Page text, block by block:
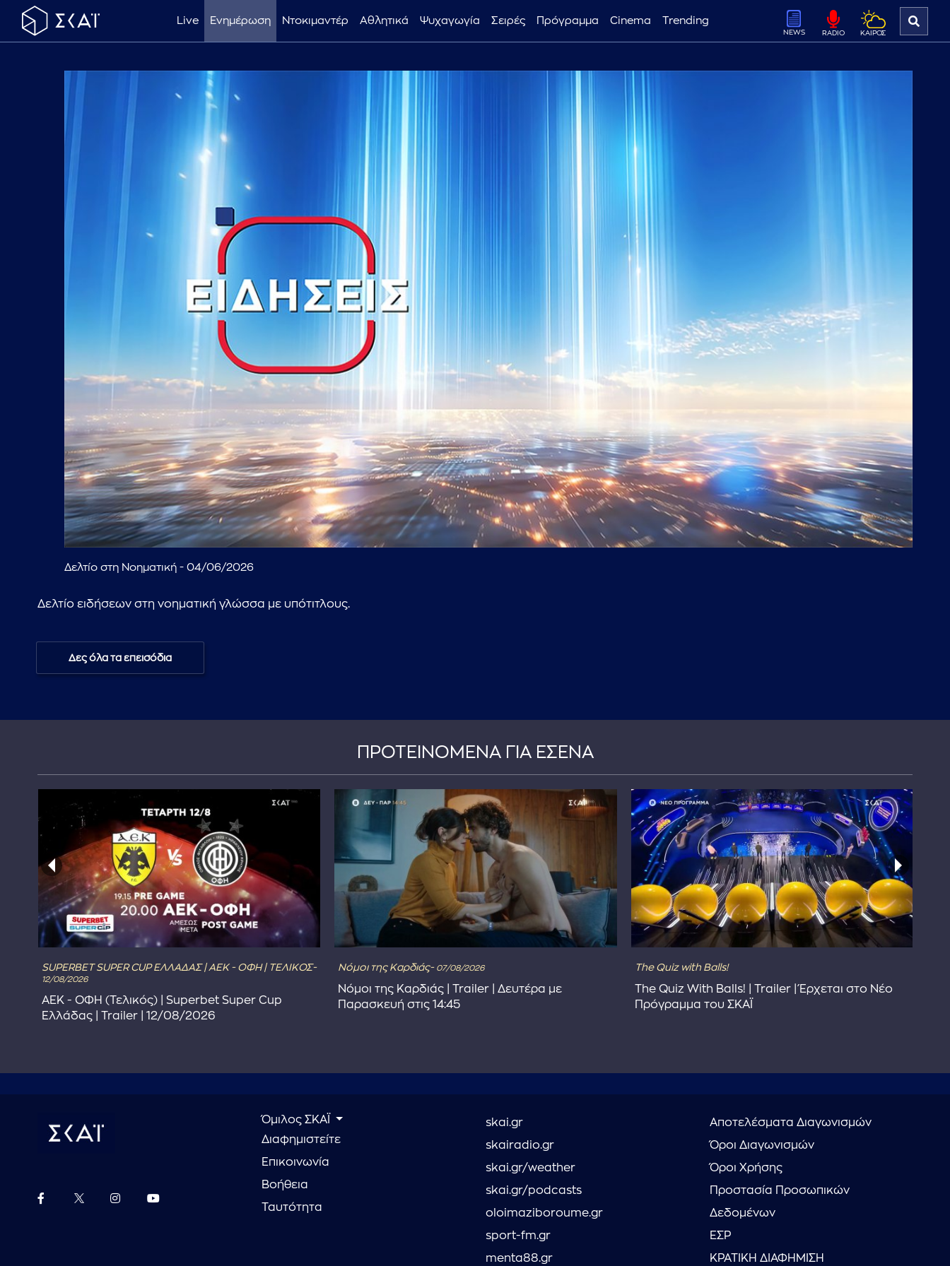
Live Ενημέρωση Ντοκιμαντέρ Αθλητικά Ψυχαγωγία Σειρές Πρόγραμμα Cinema Trending
NEWS RADIO ΚΑΙΡΟΣ
...πληκτρολογήστε κείμενο προς αναζήτηση
Δελτίο στη Νοηματική - 04/06/2026
Δελτίο ειδήσεων στη νοηματική γλώσσα με υπότιτλους.
Δες όλα τα επεισόδια
ΠΡΟΤΕΙΝΟΜΕΝΑ ΓΙΑ ΕΣΕΝΑ
SUPERBET SUPER CUP ΕΛΛΑΔΑΣ | ΑΕΚ - ΟΦΗ | ΤΕΛΙΚΟΣ-
12/08/2026
ΑΕΚ - ΟΦΗ (Τελικός) | Superbet Super Cup
Ελλάδας | Trailer | 12/08/2026
Νόμοι της Καρδιάς- 07/08/2026
Νόμοι της Καρδιάς | Trailer | Δευτέρα με
Παρασκευή στις 14:45
The Quiz with Balls!
The Quiz With Balls! | Trailer | Έρχεται στο Νέο
Πρόγραμμα του ΣΚΑΪ
Όμιλος ΣΚΑΪ
Διαφημιστείτε
Επικοινωνία
Βοήθεια
Ταυτότητα
skai.gr
skairadio.gr
skai.gr/weather
skai.gr/podcasts
oloimaziboroume.gr
sport-fm.gr
menta88.gr
Αποτελέσματα Διαγωνισμών
Όροι Διαγωνισμών
Όροι Χρήσης
Προστασία Προσωπικών
Δεδομένων
ΕΣΡ
ΚΡΑΤΙΚΗ ΔΙΑΦΗΜΙΣΗ